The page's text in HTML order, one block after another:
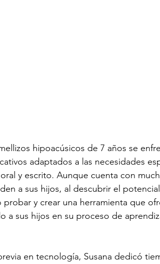
hipoacúsicos de 7 años se
adaptados a las necesidades
y escrito. Aunque cuenta con
a sus hijos, al descubrir el
probar y crear una herramienta que
a sus hijos en su proceso de
en tecnología, Susana dedicó